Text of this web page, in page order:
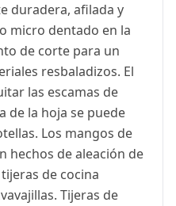
duradera, afilada y
micro dentado en la
de corte para un
resbaladizos. El
las escamas de
de la hoja se puede
Los mangos de
hechos de aleación de
de cocina
Tijeras de